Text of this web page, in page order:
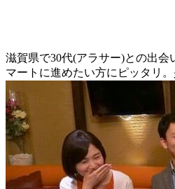
滋賀県で30代(アラサー)との出
マートに進めたい方にピッタリ